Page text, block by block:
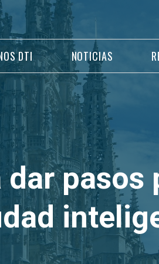
DTI NOTICIAS
pasos